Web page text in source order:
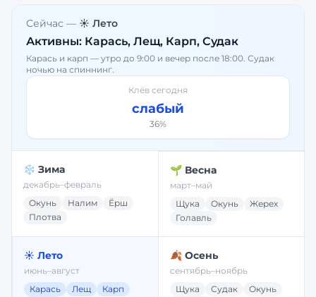
Сейчас — ☀️ Лето
Активны: Карась, Лещ, Карп, Судак
Карась и карп — утро до 9:00 и вечер после 18:00. Судак
ночью на спиннинг.
Клёв сегодня
слабый
36%
❄️ Зима
декабрь–февраль
Окунь
Налим
Ёрш
Плотва
🌱 Весна
март–май
Щука
Окунь
Жерех
Голавль
☀️ Лето
июнь–август
Карась
Лещ
Карп
🍂 Осень
сентябрь–ноябрь
Щука
Судак
Окунь